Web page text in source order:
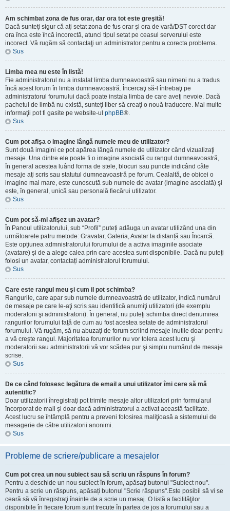
Am schimbat zona de fus orar, dar ora tot este greşită!
Dacă sunteţi sigur că aţi setat zona de fus orar şi ora de vară/DST corect dar
ora înca este încă incorectă, atunci tipul setat pe ceasul serverului este
incorect. Vă rugăm să contactaţi un administrator pentru a corecta problema.
Sus
Limba mea nu este în listă!
Fie administratorul nu a instalat limba dumneavoastră sau nimeni nu a tradus
încă acest forum în limba dumneavoastră. Încercaţi să-l întrebaţi pe
administratorul forumului dacă poate instala limba de care aveţi nevoie. Dacă
pachetul de limbă nu există, sunteţi liber să creaţi o nouă traducere. Mai multe
informaţii pot fi gasite pe website-ul phpBB®.
Sus
Cum pot afişa o imagine lângă numele meu de utilizator?
Sunt două imagini ce pot apărea lângă numele de utilizator când vizualizaţi
mesaje. Una dintre ele poate fi o imagine asociată cu rangul dumneavoastră,
în general acestea luând forma de stele, blocuri sau puncte indicând câte
mesaje aţi scris sau statutul dumneavoastră pe forum. Cealaltă, de obicei o
imagine mai mare, este cunoscută sub numele de avatar (imagine asociată) şi
este, în general, unică sau personală fiecărui utilizator.
Sus
Cum pot să-mi afișez un avatar?
În Panoul utilizatorului, sub “Profil” puteți adăuga un avatar utilizând una din
următoarele patru metode: Gravatar, Galeria, Avatar la distanță sau Încarcă.
Este opțiunea admnistratorului forumului de a activa imaginile asociate
(avatare) și de a alege calea prin care acestea sunt disponibile. Dacă nu puteți
folosi un avatar, contactați administratorul forumului.
Sus
Care este rangul meu şi cum il pot schimba?
Rangurile, care apar sub numele dumneavoastră de utilizator, indică numărul
de mesaje pe care le-aţi scris sau identifică anumiţi utilizatori (de exemplu
moderatorii şi administratorii). În general, nu puteţi schimba direct denumirea
rangurilor forumului faţă de cum au fost acestea setate de administratorul
forumului. Vă rugăm, să nu abuzaţi de forum scriind mesaje inutile doar pentru
a vă creşte rangul. Majoritatea forumurilor nu vor tolera acest lucru şi
moderatorii sau administratorii vă vor scădea pur şi simplu numărul de mesaje
scrise.
Sus
De ce când folosesc legătura de email a unui utilizator îmi cere să mă
autentific?
Doar utilizatorii înregistraţi pot trimite mesaje altor utilizatori prin formularul
încorporat de mail şi doar dacă administratorul a activat această facilitate.
Acest lucru se întâmplă pentru a preveni folosirea maliţioasă a sistemului de
mesagerie de către utilizatorii anonimi.
Sus
Probleme de scriere/publicare a mesajelor
Cum pot crea un nou subiect sau să scriu un răspuns în forum?
Pentru a deschide un nou subiect în forum, apăsaţi butonul "Subiect nou".
Pentru a scrie un răspuns, apăsați butonul "Scrie răspuns".Este posibil să vi se
ceară să vă înregistraţi înainte de a scrie un mesaj. O listă a facilităţilor
disponibile în fiecare forum sunt trecute în partea de jos a forumului sau a